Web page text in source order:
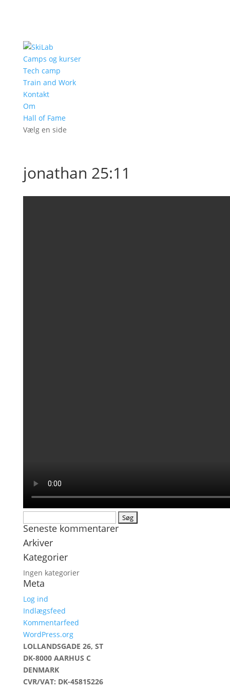
Camps og kurser
Tech camp
Train and Work
Kontakt
Om
Hall of Fame
Vælg en side
jonathan 25:11
efter:
Seneste kommentarer
Arkiver
Kategorier
Ingen kategorier
Meta
Log ind
Indlægsfeed
Kommentarfeed
WordPress.org
LOLLANDSGADE 26, ST
DK-8000 AARHUS C
DENMARK
CVR/VAT: DK-45815226